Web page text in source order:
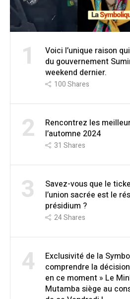
1
Voici l’unique raison
du gouvernement
weekend dernier.
100Shares
2
Rencontrez les
l’automne 2024
31 Shares
3
Savez-vous que le
l’union sacrée est le
présidium ?
24Shares
4
Exclusivité de la
comprendre la
en ce moment » Le
Mutamba siège au